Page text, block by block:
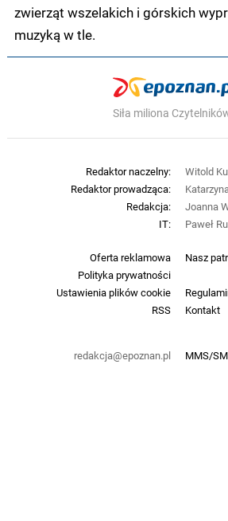
zwierząt wszelakich i górskich
muzyką w tle.
Siła miliona
Oferta reklamowa
Nasz
Polityka prywatności
Ustawienia plików cookie
RSS
Kontakt
redakcja@epoznan.pl MMS/
Redaktor naczelny:
Witold
Redaktor prowadząca:
Redakcja:
Joanna
IT:
Paweł